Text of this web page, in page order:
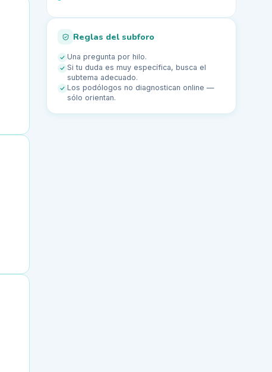
Reglas del subforo
Una pregunta por hilo.
Si tu duda es muy específica, busca el
subtema adecuado.
Los podólogos no diagnostican online —
sólo orientan.